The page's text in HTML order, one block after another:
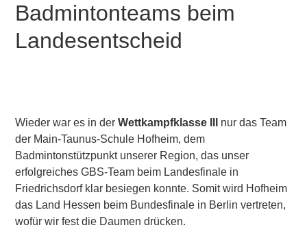
Badmintonteams beim
Landesentscheid
Wieder war es in derWettkampfklasse III
nur das Team
der Main-Taunus-Schule Hofheim, dem
Badmintonstützpunkt unserer Region, das unser
erfolgreiches GBS-Team beim Landesfinale in
Friedrichsdorf klar besiegen konnte. Somit wird Hofheim
das Land Hessen beim Bundesfinale in Berlin vertreten,
wofür wir fest die Daumen drücken.